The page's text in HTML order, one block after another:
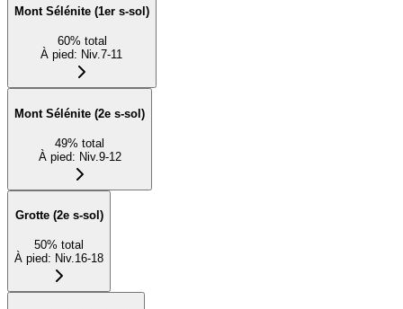
Mont Sélénite (1er s-sol)
60% total
À pied: Niv.7-11
Mont Sélénite (2e s-sol)
49% total
À pied: Niv.9-12
Grotte (2e s-sol)
50% total
À pied: Niv.16-18